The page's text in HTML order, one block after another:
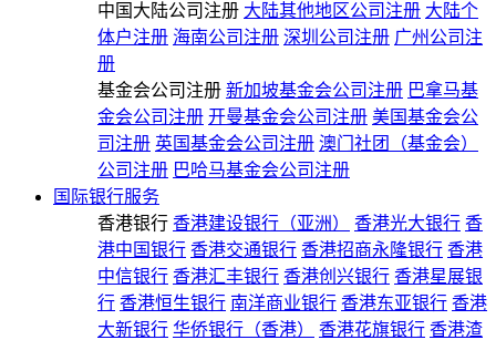
中国大陆公司注册 大陆其他地区公司注册 大陆个
体户注册 海南公司注册 深圳公司注册 广州公司注
册
基金会公司注册 新加坡基金会公司注册 巴拿马基
金会公司注册 开曼基金会公司注册 美国基金会公
司注册 英国基金会公司注册 澳门社团（基金会）
公司注册 巴哈马基金会公司注册
国际银行服务
香港银行 香港建设银行（亚洲） 香港光大银行 香
港中国银行 香港交通银行 香港招商永隆银行 香港
中信银行 香港汇丰银行 香港创兴银行 香港星展银
行 香港恒生银行 南洋商业银行 香港东亚银行 香港
大新银行 华侨银行（香港） 香港花旗银行 香港渣